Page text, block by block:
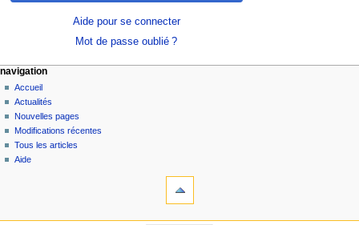
Aide pour se connecter
Mot de passe oublié ?
navigation
Accueil
Actualités
Nouvelles pages
Modifications récentes
Tous les articles
Aide